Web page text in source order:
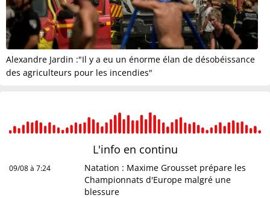
Alexandre Jardin :"Il y a eu un énorme élan de désobéissance
des agriculteurs pour les incendies"
L'info en continu
09/08 à 7:24
Natation : Maxime Grousset prépare les
Championnats d'Europe malgré une
blessure